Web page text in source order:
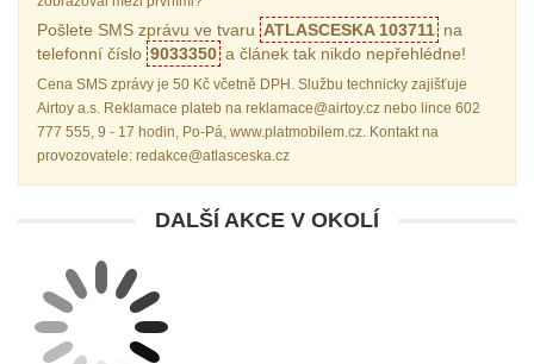
Pošlete SMS zprávu ve tvaru ATLASCESKA 103711 na
telefonní číslo 9033350 a článek tak nikdo nepřehlédne!
Cena SMS zprávy je 50 Kč včetně DPH. Službu technicky zajišťuje
Airtoy a.s. Reklamace plateb na reklamace@airtoy.cz nebo lince 602
777 555, 9 - 17 hodin, Po-Pá, www.platmobilem.cz. Kontakt na
provozovatele: redakce@atlasceska.cz
DALŠÍ AKCE V OKOLÍ